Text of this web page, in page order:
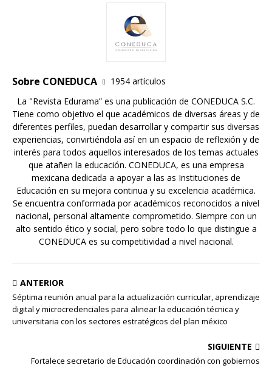
Sobre CONEDUCA
1954 artículos
La "Revista Edurama” es una publicación de CONEDUCA S.C.
Tiene como objetivo el que académicos de diversas áreas y de
diferentes perfiles, puedan desarrollar y compartir sus diversas
experiencias, convirtiéndola así en un espacio de reflexión y de
interés para todos aquellos interesados de los temas actuales
que atañen la educación. CONEDUCA, es una empresa
mexicana dedicada a apoyar a las as Instituciones de
Educación en su mejora continua y su excelencia académica.
Se encuentra conformada por académicos reconocidos a nivel
nacional, personal altamente comprometido. Siempre con un
alto sentido ético y social, pero sobre todo lo que distingue a
CONEDUCA es su competitividad a nivel nacional.
ANTERIOR
Séptima reunión anual para la actualización curricular, aprendizaje
digital y microcredenciales para alinear la educación técnica y
universitaria con los sectores estratégicos del plan méxico
SIGUIENTE
Fortalece secretario de Educación coordinación con gobiernos